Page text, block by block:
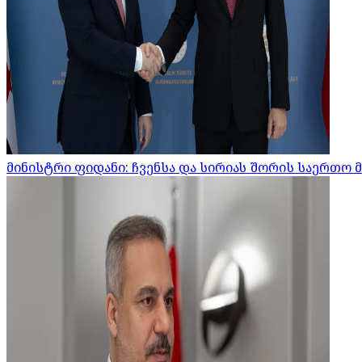
მინისტრი ფიდანი: ჩვენსა და სირიას შორის საერთო